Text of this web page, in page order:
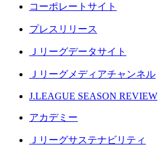
コーポレートサイト
プレスリリース
Ｊリーグデータサイト
Ｊリーグメディアチャンネル
J.LEAGUE SEASON REVIEW
アカデミー
Ｊリーグサステナビリティ